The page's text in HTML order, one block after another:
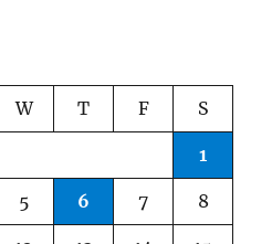
W T F S
1
5 6 7 8